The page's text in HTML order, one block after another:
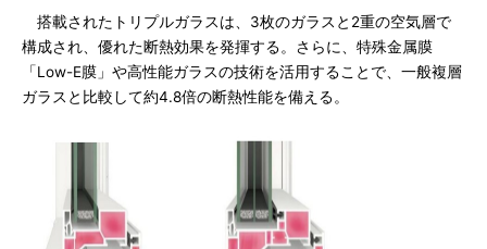
搭載されたトリプルガラスは、3枚のガラスと2重の空気層で
構成され、優れた断熱効果を発揮する。さらに、特殊金属膜
「Low-E膜」や高性能ガラスの技術を活用することで、一般複層
ガラスと比較して約4.8倍の断熱性能を備える。